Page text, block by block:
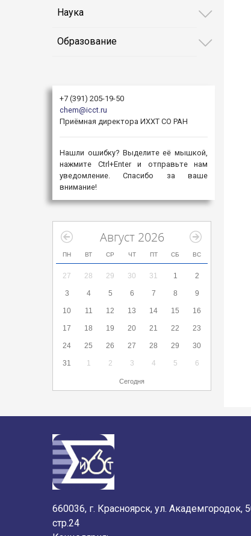
Наука
Образование
+7 (391) 205-19-50
chem@icct.ru
Приёмная директора ИХХТ СО РАН
Нашли ошибку? Выделите её мышкой,
нажмите Ctrl+Enter и отправьте нам
уведомление. Спасибо за ваше
внимание!
Август 2026
ПН ВТ СР ЧТ ПТ СБ ВС
27 28 29 30 31 1 2
3 4 5 6 7 8 9
10 11 12 13 14 15 16
17 18 19 20 21 22 23
24 25 26 27 28 29 30
31 1 2 3 4 5 6
Сегодня
660036, г. Красноярск, ул. Академгородок,
стр.24